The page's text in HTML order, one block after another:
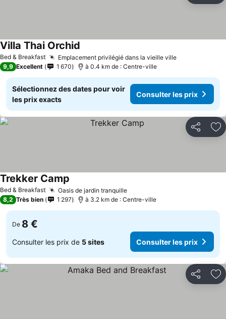
Bed & Breakfast Emplacement privilégié dans la vieille ville
Villa Thai Orchid
9,9 Excellent 1 670 à 0.4 km de : Centre-ville
Sélectionnez des dates pour voir
les prix exacts
Consulter les prix
Partager
Bed & Breakfast Oasis de jardin tranquille
Trekker Camp
8,2 Très bien 1 297 à 3.2 km de : Centre-ville
De 8 €
Consulter les prix de 5 sites Consulter les prix
Partager